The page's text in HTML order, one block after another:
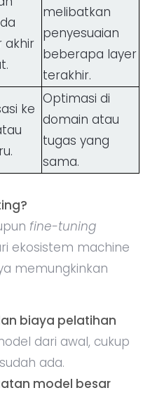
akhir
melibatkan
penyesuaian
beberapa layer
terakhir.
ke
Optimasi di
domain atau
tugas yang
sama.
fine-tuning
ekosistem machine
memungkinkan
biaya pelatihan
dari awal, cukup
ada.
model besar